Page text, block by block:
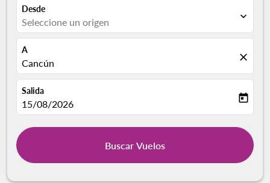
Desde
Seleccione un origen expand_more
A
Cancún close
Salida
fc-booking-departure-date-aria-label
15/08/2026 today
Buscar Vuelos